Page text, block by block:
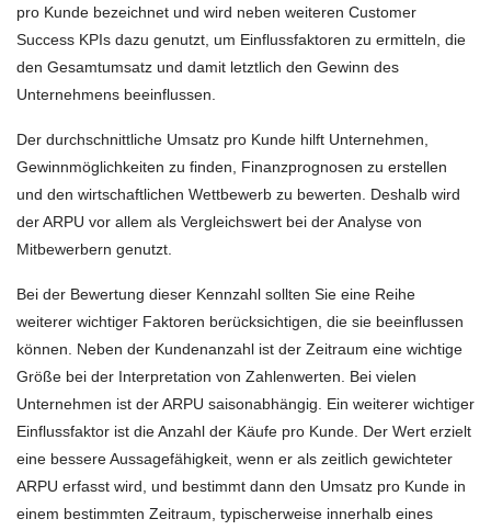
pro Kunde bezeichnet und wird neben weiteren Customer
Success KPIs dazu genutzt, um Einflussfaktoren zu ermitteln, die
den Gesamtumsatz und damit letztlich den Gewinn des
Unternehmens beeinflussen.
Der durchschnittliche Umsatz pro Kunde hilft Unternehmen,
Gewinnmöglichkeiten zu finden, Finanzprognosen zu erstellen
und den wirtschaftlichen Wettbewerb zu bewerten. Deshalb wird
der ARPU vor allem als Vergleichswert bei der Analyse von
Mitbewerbern genutzt.
Bei der Bewertung dieser Kennzahl sollten Sie eine Reihe
weiterer wichtiger Faktoren berücksichtigen, die sie beeinflussen
können. Neben der Kundenanzahl ist der Zeitraum eine wichtige
Größe bei der Interpretation von Zahlenwerten. Bei vielen
Unternehmen ist der ARPU saisonabhängig. Ein weiterer wichtiger
Einflussfaktor ist die Anzahl der Käufe pro Kunde. Der Wert erzielt
eine bessere Aussagefähigkeit, wenn er als zeitlich gewichteter
ARPU erfasst wird, und bestimmt dann den Umsatz pro Kunde in
einem bestimmten Zeitraum, typischerweise innerhalb eines